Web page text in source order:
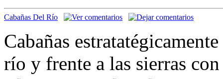
Cabañas Del Río
Cabañas
río y frente a las sierras